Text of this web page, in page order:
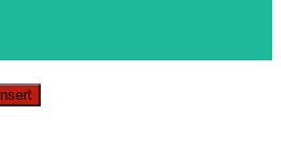
Insert